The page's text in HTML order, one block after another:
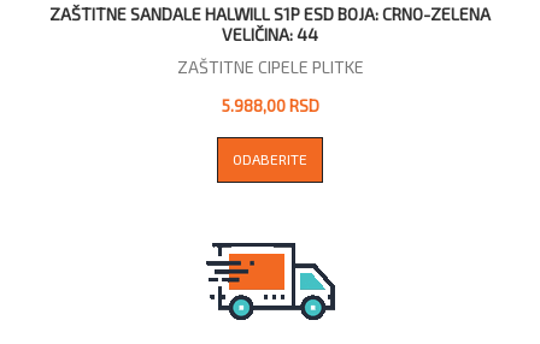
ZAŠTITNE SANDALE HALWILL S1P ESD BOJA: CRNO-ZELENA
VELIČINA: 44
ZAŠTITNE CIPELE PLITKE
5.988,00 RSD
ODABERITE